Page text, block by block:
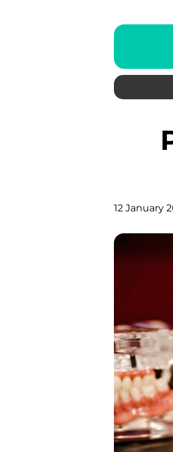
12 January